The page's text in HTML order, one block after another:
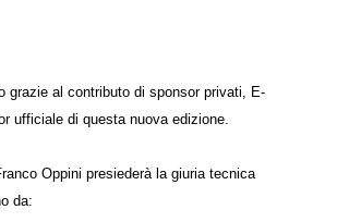
grazie al contributo di sponsor privati, E-
ufficiale di questa nuova edizione.
Oppini presiederà la giuria tecnica
da: